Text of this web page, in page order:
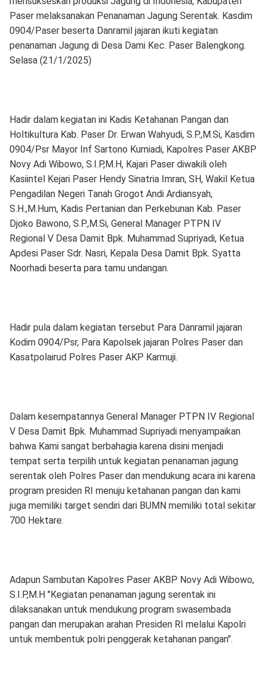
Paser melaksanakan Penanaman Jagung Serentak. Kasdim
0904/Paser beserta Danramil jajaran ikuti kegiatan
penanaman Jagung di Desa Dami Kec. Paser Balengkong.
Selasa (21/1/2025)
Hadir dalam kegiatan ini Kadis Ketahanan Pangan dan
Holtikultura Kab. Paser Dr. Erwan Wahyudi, S.P.,M.Si, Kasdim
0904/Psr Mayor Inf Sartono Kurniadi, Kapolres Paser AKBP
Novy Adi Wibowo, S.I.P,M.H, Kajari Paser diwakili oleh
Kasiintel Kejari Paser Hendy Sinatria Imran, SH, Wakil Ketua
Pengadilan Negeri Tanah Grogot Andi Ardiansyah,
S.H.,M.Hum, Kadis Pertanian dan Perkebunan Kab. Paser
Djoko Bawono, S.P.,M.Si, General Manager PTPN IV
Regional V Desa Damit Bpk. Muhammad Supriyadi, Ketua
Apdesi Paser Sdr. Nasri, Kepala Desa Damit Bpk. Syatta
Noorhadi beserta para tamu undangan.
Hadir pula dalam kegiatan tersebut Para Danramil jajaran
Kodim 0904/Psr, Para Kapolsek jajaran Polres Paser dan
Kasatpolairud Polres Paser AKP Karmuji.
Dalam kesempatannya General Manager PTPN IV Regional
V Desa Damit Bpk. Muhammad Supriyadi menyampaikan
bahwa Kami sangat berbahagia karena disini menjadi
tempat serta terpilih untuk kegiatan penanaman jagung
serentak oleh Polres Paser dan mendukung acara ini karena
program presiden RI menuju ketahanan pangan dan kami
juga memiliki target sendiri dari BUMN memiliki total sekitar
700 Hektare.
Adapun Sambutan Kapolres Paser AKBP Novy Adi Wibowo,
S.I.P,M.H "Kegiatan penanaman jagung serentak ini
dilaksanakan untuk mendukung program swasembada
pangan dan merupakan arahan Presiden RI melalui Kapolri
untuk membentuk polri penggerak ketahanan pangan".